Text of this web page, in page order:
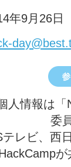
年9月26日
人情報は「
委
レビ、西